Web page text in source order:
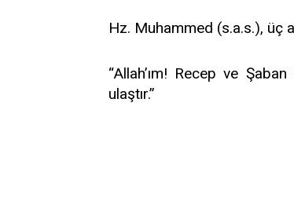
Hz. Muhammed (s.a.s.), üç
“Allah’ım! Recep ve
ulaştır.”